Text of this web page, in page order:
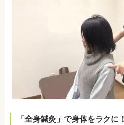
「全身鍼灸」で身体をラクに！